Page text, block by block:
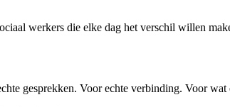
werkers die elke dag het verschil willen
gesprekken. Voor echte verbinding. Voor